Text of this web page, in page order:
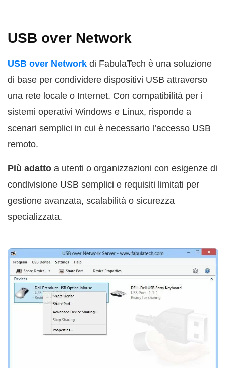
USB over Network
USB over Network di FabulaTech è una soluzione
di base per condividere dispositivi USB attraverso
una rete locale o Internet. Con compatibilità per i
sistemi operativi Windows e Linux, risponde a
scenari semplici in cui è necessario l’accesso USB
remoto.
Più adatto a utenti o organizzazioni con esigenze di
condivisione USB semplici e requisiti limitati per
gestione avanzata, scalabilità o sicurezza
specializzata.